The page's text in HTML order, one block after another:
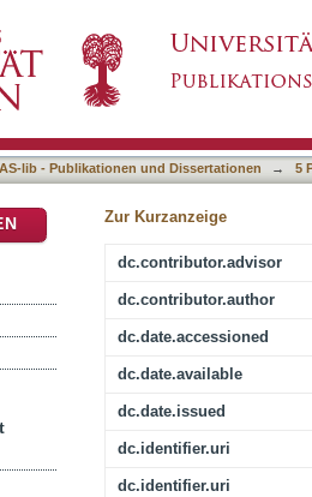
Province of Toledo
lib - Publikationen und Dissertationen → 5
Zur Kurzanzeige
dc.contributor.advisor
dc.contributor.author
dc.date.accessioned
dc.date.available
dc.date.issued
dc.identifier.uri
dc.identifier.uri